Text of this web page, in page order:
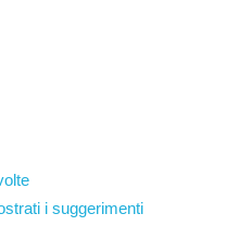
i suggerimenti